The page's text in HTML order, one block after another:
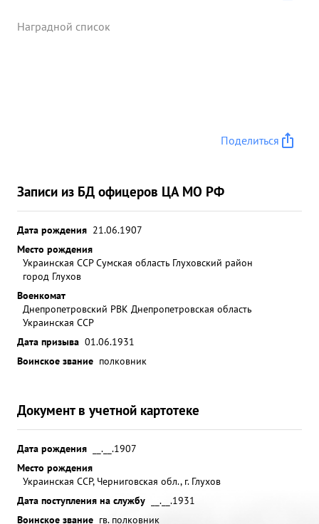
Наградной список
Поделиться
Записи из БД офицеров ЦА МО РФ
Дата рождения 21.06.1907
Место рождения
Украинская ССР Сумская область Глуховский район
город Глухов
Военкомат
Днепропетровский РВК Днепропетровская область
Украинская ССР
Дата призыва 01.06.1931
Воинское звание полковник
Документ в учетной картотеке
Дата рождения
__.__.1907
Место рождения
Украинская ССР, Черниговская обл., г. Глухов
Дата поступления на службу
__.__.1931
Воинское звание гв. полковник